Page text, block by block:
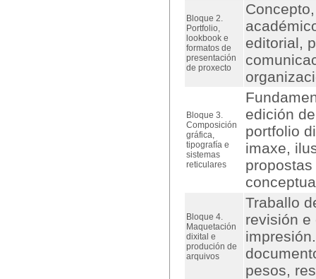
Bloque 2.
Portfolio,
lookbook e
formatos de
presentación
de proxecto
editorial,
Bloque 3.
Composición
gráfica,
tipografía e
sistemas
reticulares
edición
portfolio
imaxe,
Bloque 4.
Maquetación
dixital e
produción de
arquivos
Traballo
revisión e
pesos,